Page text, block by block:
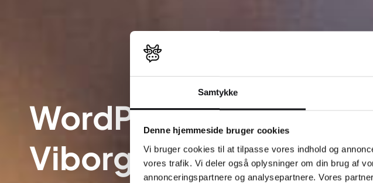
Samtykke
Denne hjemmeside bruger cookies
Vi bruger cookies til at tilpasse vores indhold og
vores trafik. Vi deler også oplysninger om din brug af
annonceringspartnere og analysepartnere. Vores
WordPress
Viborg